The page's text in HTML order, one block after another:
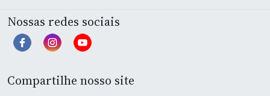
Nossas redes sociais
Compartilhe nosso site